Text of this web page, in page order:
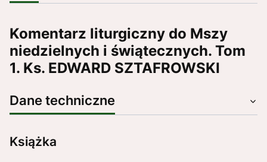
Komentarz liturgiczny do Mszy
niedzielnych i świątecznych. Tom
1. Ks. EDWARD SZTAFROWSKI
Dane techniczne
Książka